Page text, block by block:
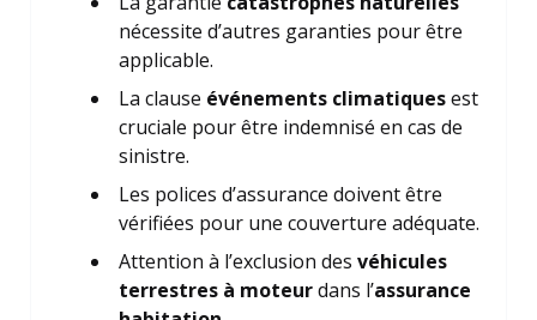
nécessite d’autres garanties pour être
applicable.
La clause événements climatiquesest
cruciale pour être indemnisé en cas de
sinistre.
Les polices d’assurance doivent être
vérifiées pour une couverture adéquate.
Attention à l’exclusion des véhicules
terrestres à moteurdans l’assurance